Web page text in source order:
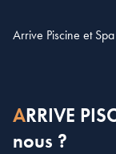
Arrive Piscine et
ARRIVE PISCINE ET SPA, qui sommes-
nous ?